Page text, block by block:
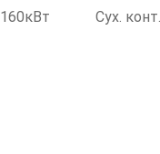
160кВт Сух.